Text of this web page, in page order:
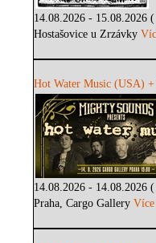
14.08.2026 - 15.08.2026
Hostašovice u Zrzávky
Hot Water Music (USA)
14.08.2026 - 14.08.2026
Praha, Cargo Gallery